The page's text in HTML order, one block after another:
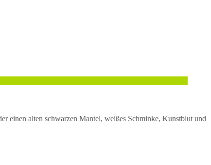
einen alten schwarzen Mantel, weißes Schminke, Kunstblut und